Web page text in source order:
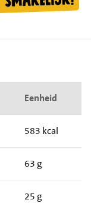
Eenheid
583 kcal
63 g
25 g